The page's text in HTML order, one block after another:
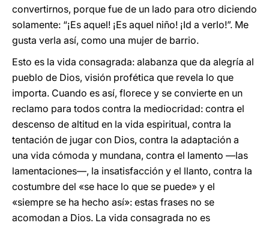
convertirnos, porque fue de un lado para otro diciendo
solamente: “¡Es aquel! ¡Es aquel niño! ¡Id a verlo!”. Me
gusta verla así, como una mujer de barrio.
Esto es la vida consagrada: alabanza que da alegría al
pueblo de Dios, visión profética que revela lo que
importa. Cuando es así, florece y se convierte en un
reclamo para todos contra la mediocridad: contra el
descenso de altitud en la vida espiritual, contra la
tentación de jugar con Dios, contra la adaptación a
una vida cómoda y mundana, contra el lamento —las
lamentaciones—, la insatisfacción y el llanto, contra la
costumbre del «se hace lo que se puede» y el
«siempre se ha hecho así»: estas frases no se
acomodan a Dios. La vida consagrada no es